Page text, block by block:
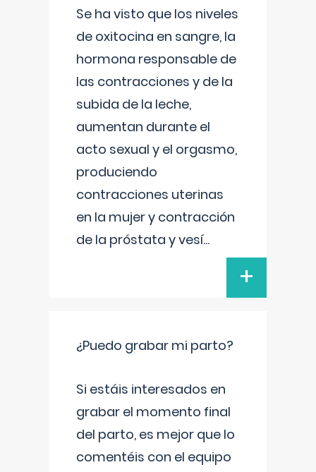
Se ha visto que los niveles
de oxitocina en sangre, la
hormona responsable de
las contracciones y de la
subida de la leche,
aumentan durante el
acto sexual y el orgasmo,
produciendo
contracciones uterinas
en la mujer y contracción
de la próstata y vesí...
+
¿Puedo grabar mi parto?
Si estáis interesados en
grabar el momento final
del parto, es mejor que lo
comentéis con el equipo